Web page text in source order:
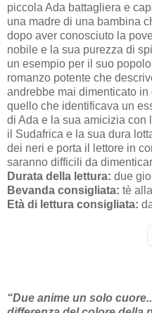
piccola Ada battagliera e
una madre di una bambina
dopo aver conosciuto la
nobile e la sua purezza di
un esempio per il suo
romanzo potente che
andrebbe mai dimenticato
quello che identificava un
di Ada e la sua amicizia con
il Sudafrica e la sua dura
dei neri e porta il lettore in
saranno difficili da
Durata della lettura: due
Bevanda consigliata: tè
Età di lettura consigliata:
“Due anime un solo